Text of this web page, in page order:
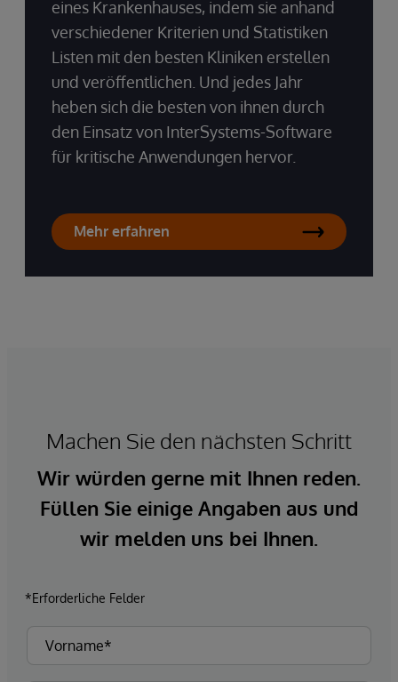
eines Krankenhauses, indem sie anhand
verschiedener Kriterien und Statistiken
Listen mit den besten Kliniken erstellen
und veröffentlichen. Und jedes Jahr
heben sich die besten von ihnen durch
den Einsatz von InterSystems-Software
für kritische Anwendungen hervor.
Mehr erfahren
Machen Sie den nächsten Schritt
Wir würden gerne mit Ihnen reden.
Füllen Sie einige Angaben aus und
wir melden uns bei Ihnen.
*Erforderliche Felder